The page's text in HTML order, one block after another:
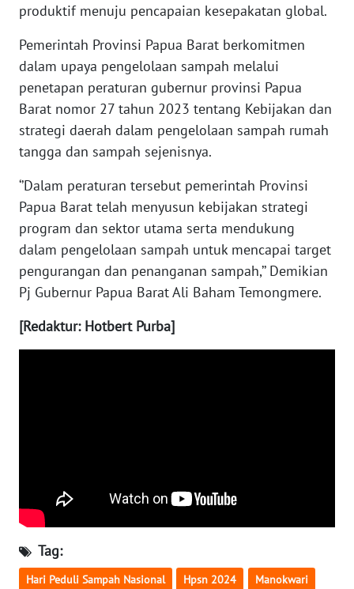
produktif menuju pencapaian kesepakatan global.
Pemerintah Provinsi Papua Barat berkomitmen
dalam upaya pengelolaan sampah melalui
penetapan peraturan gubernur provinsi Papua
Barat nomor 27 tahun 2023 tentang Kebijakan dan
strategi daerah dalam pengelolaan sampah rumah
tangga dan sampah sejenisnya.
‘’Dalam peraturan tersebut pemerintah Provinsi
Papua Barat telah menyusun kebijakan strategi
program dan sektor utama serta mendukung
dalam pengelolaan sampah untuk mencapai target
pengurangan dan penanganan sampah,’’ Demikian
Pj Gubernur Papua Barat Ali Baham Temongmere.
[Redaktur: Hotbert Purba]
Tag:
Hari Peduli Sampah Nasional Hpsn 2024 Manokwari
SUMSEL
WN
BENGKULU
WN
WN
JATENG
WN
NUSANTARA
WN
WN
KALBAR
WN
KALTENG